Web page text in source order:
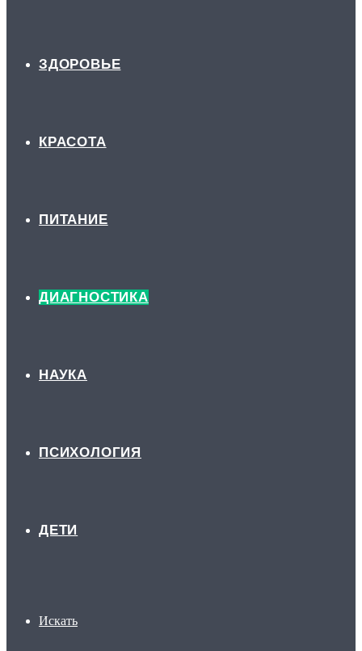
ЗДОРОВЬЕ
КРАСОТА
ПИТАНИЕ
ДИАГНОСТИКА
НАУКА
ПСИХОЛОГИЯ
ДЕТИ
Искать